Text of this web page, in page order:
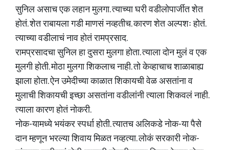
सुनिल असाच एक लहान मुलगा. त्याच्या घरी वडीलोपार्जीत शेत
होतं. शेत राबायला गडी माणसं नव्हतीच. कारण शेत अल्पशः होतं.
त्याच्या वडीलाचं नाव होतं रामप्रसाद.
रामप्रसादचा सुनिल हा दुसरा मुलगा होता. त्याला दोन मुलं व एक
मुलगी होती. मोठा मुलगा शिकलाच नाही. तो केव्हाचाच शाळाबाह्य
झाला होता. ऐन उमेदीच्या काळात शिकायची वेळ असतांना व
मुलाची शिकायची इच्छा असतांना वडीलांनी त्याला शिकवलं नाही.
त्याला कारण होतं नोकरी.
नोक-यामध्ये भयंकर स्पर्धा होती. त्यातच अलिकडे नोक-या पैसे
दान म्हणून भरल्या शिवाय मिळत नव्हत्या. लोकं सरकारी नोक-